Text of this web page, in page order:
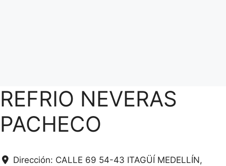
REFRIO NEVERAS
PACHECO
Dirección: CALLE 69 54-43 ITAGÜÍ MEDELLÍN,